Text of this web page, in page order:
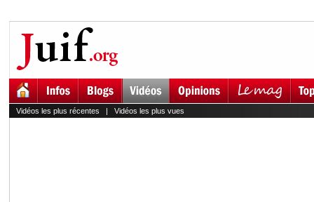
Vidéos les plus récentes | Vidéos les plus vues